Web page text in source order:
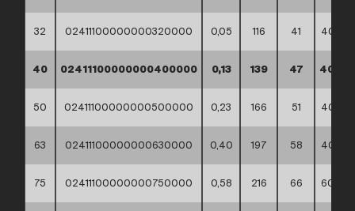
32 02411100000000320000 0,05 116 41
40 02411100000000400000 0,13 139 47
50 02411100000000500000 0,23 166 51
63 02411100000000630000 0,40 197 58
75 02411100000000750000 0,58 216 66